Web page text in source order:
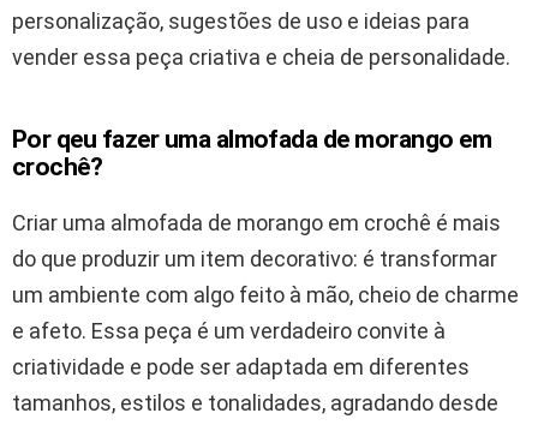
personalização, sugestões de uso e ideias para
vender essa peça criativa e cheia de personalidade.
Por qeu fazer uma almofada de morango em
crochê?
Criar uma almofada de morango em crochê é mais
do que produzir um item decorativo: é transformar
um ambiente com algo feito à mão, cheio de charme
e afeto. Essa peça é um verdadeiro convite à
criatividade e pode ser adaptada em diferentes
tamanhos, estilos e tonalidades, agradando desde